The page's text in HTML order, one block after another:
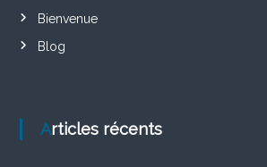
Bienvenue
Blog
Articles récents